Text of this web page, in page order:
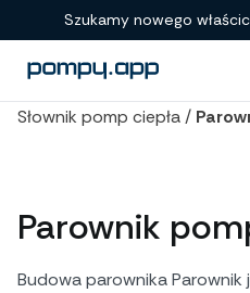
Szukamy nowego
Słownik pomp ciepła /
Parownik
Budowa parownika Parownik